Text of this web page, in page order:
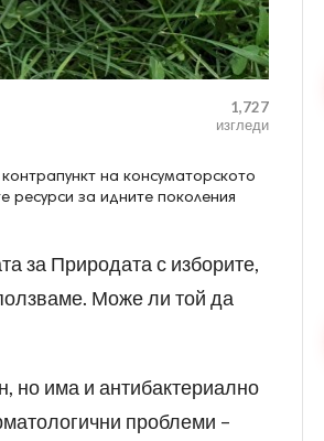
1,727
изгледи
на консуматорското
за идните поколения
за Природата с изборите,
Може ли той да
но има и антибактериално
проблеми –